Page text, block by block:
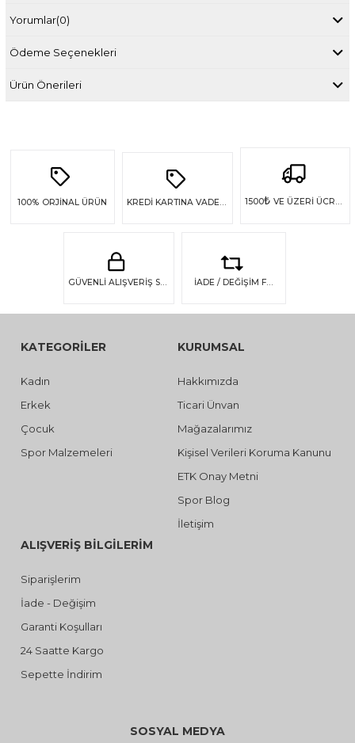
Yorumlar(0)
Ödeme Seçenekleri
Ürün Önerileri
100% ORJİNAL ÜRÜN 1500₺ VE ÜZERİ ÜCRETSİZ KARGO
GÜVENLİ ALIŞVERİŞ SSL GÜVENLİĞİ İADE / DEĞİŞİM FIRSATI
KATEGORİLER
Kadın
Erkek
Çocuk
Spor Malzemeleri
KURUMSAL
Hakkımızda
Ticari Ünvan
Mağazalarımız
Kişisel Verileri Koruma Kanunu
ETK Onay Metni
Spor Blog
İletişim
ALIŞVERİŞ BİLGİLERİM
Siparişlerim
İade - Değişim
Garanti Koşulları
24 Saatte Kargo
Sepette İndirim
SOSYAL MEDYA